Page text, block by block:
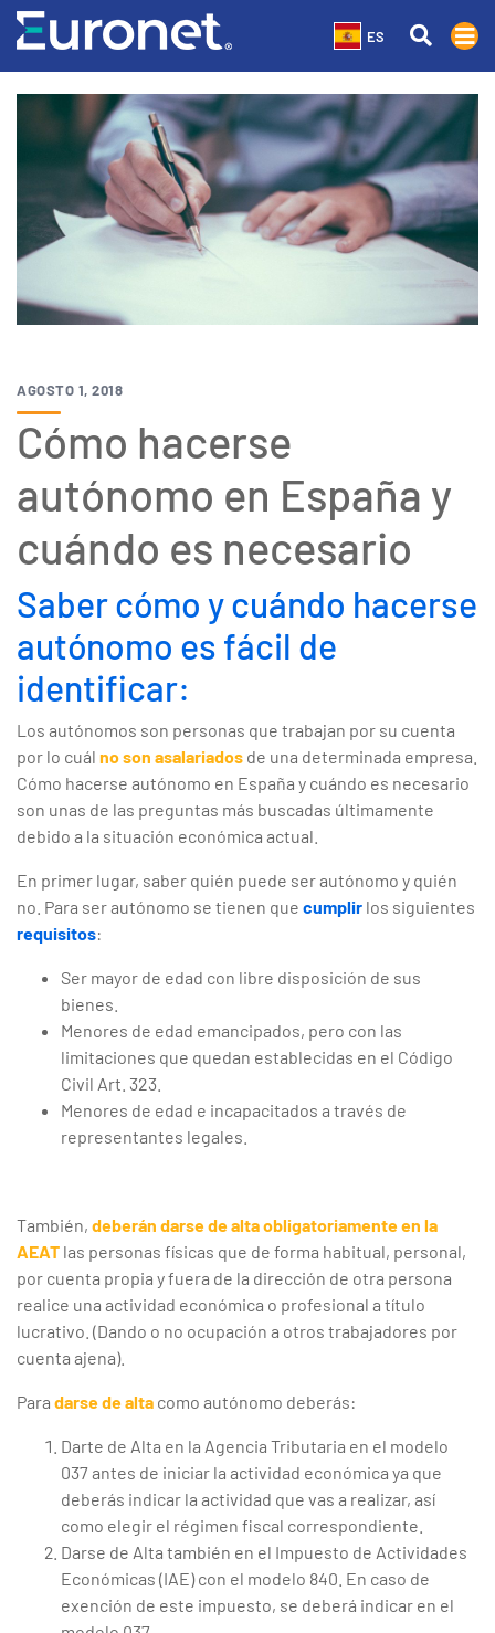
ES
AGOSTO 1, 2018
Cómo hacerse
autónomo en España y
cuándo es necesario
Saber cómo y cuándo hacerse
autónomo es fácil de
identificar:
Los autónomos son personas que trabajan por su cuenta
por lo cuál no son asalariados de una determinada empresa.
Cómo hacerse autónomo en España y cuándo es necesario
son unas de las preguntas más buscadas últimamente
debido a la situación económica actual.
En primer lugar, saber quién puede ser autónomo y quién
no. Para ser autónomo se tienen que cumplir los siguientes
requisitos:
Ser mayor de edad con libre disposición de sus
bienes.
Menores de edad emancipados, pero con las
limitaciones que quedan establecidas en el Código
Civil Art. 323.
Menores de edad e incapacitados a través de
representantes legales.
También, deberán darse de alta obligatoriamente en la
AEAT las personas físicas que de forma habitual, personal,
por cuenta propia y fuera de la dirección de otra persona
realice una actividad económica o profesional a título
lucrativo. (Dando o no ocupación a otros trabajadores por
cuenta ajena).
Para darse de alta como autónomo deberás:
Darte de Alta en la Agencia Tributaria en el modelo
037 antes de iniciar la actividad económica ya que
deberás indicar la actividad que vas a realizar, así
como elegir el régimen fiscal correspondiente.
Darse de Alta también en el Impuesto de Actividades
Económicas (IAE) con el modelo 840. En caso de
exención de este impuesto, se deberá indicar en el